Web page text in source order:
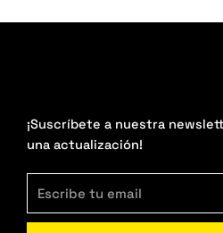
¡Suscríbete a nuestra
una actualización!